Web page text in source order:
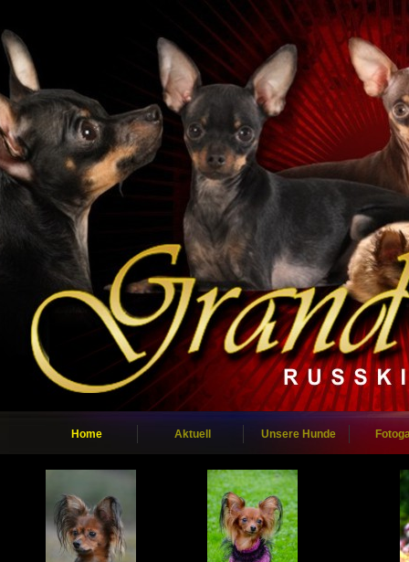
Home Aktuell Unsere Hunde